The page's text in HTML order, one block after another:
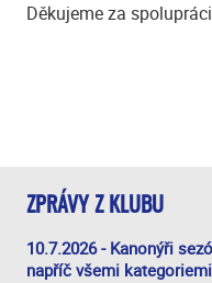
Děkujeme za
ZPRÁVY Z KLUBU
10.7.2026 - Kanonýři
napříč všemi kategoriemi